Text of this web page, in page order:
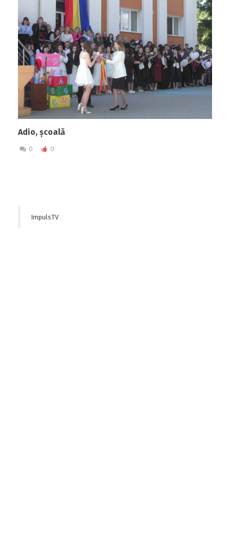
Adio, școală
0 0
ImpulsTV